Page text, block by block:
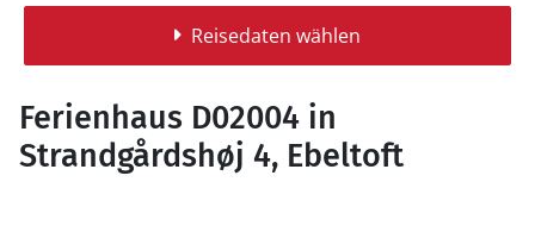
Reisedaten wählen
Ferienhaus D02004 in
Strandgårdshøj 4, Ebeltoft